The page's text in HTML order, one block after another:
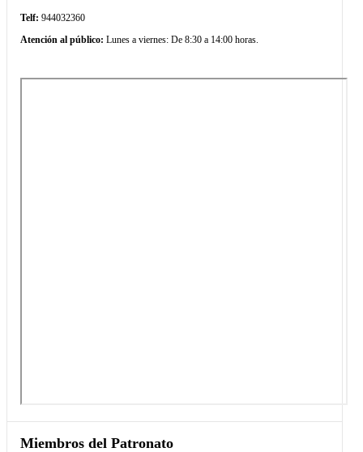
Telf: 944032360
Atención al público: Lunes a viernes: De 8:30 a 14:00 horas.
Miembros del Patronato